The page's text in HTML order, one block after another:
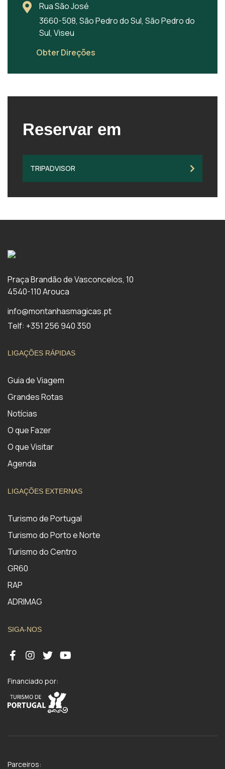
Rua São José
3660-508, São Pedro do Sul, São Pedro do
Sul, Viseu
Obter Direções
Reservar em
TRIPADVISOR
Praça Brandão de Vasconcelos, 10
4540-110 Arouca
info@montanhasmagicas.pt
Telf: +351 256 940 350
LIGAÇÕES RÁPIDAS
Guia de Viagem
Grandes Rotas
Notícias
O que Fazer
O que Visitar
Agenda
LIGAÇÕES EXTERNAS
Turismo de Portugal
Turismo do Porto e Norte
Turismo do Centro
GR60
RAP
ADRIMAG
SIGA-NOS
Financiado por:
Parceiros: